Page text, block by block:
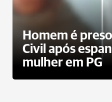
Homem é
Civil após
mulher em PG